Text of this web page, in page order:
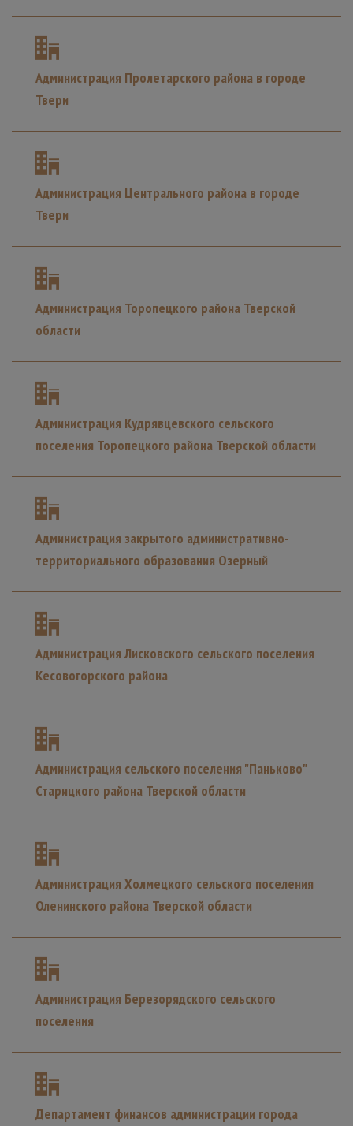
Администрация Пролетарского района в городе
Твери
Администрация Центрального района в городе
Твери
Администрация Торопецкого района Тверской
области
Администрация Кудрявцевского сельского
поселения Торопецкого района Тверской области
Администрация закрытого административно-
территориального образования Озерный
Администрация Лисковского сельского поселения
Кесовогорского района
Администрация сельского поселения "Паньково"
Старицкого района Тверской области
Администрация Холмецкого сельского поселения
Оленинского района Тверской области
Администрация Березорядского сельского
поселения
Департамент финансов администрации города